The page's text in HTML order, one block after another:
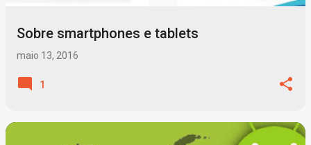
Sobre smartphones e tablets
maio 13, 2016
1